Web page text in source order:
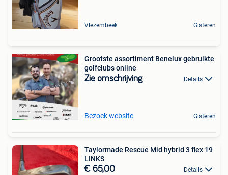
Vlezembeek Gisteren
Grootste assortiment Benelux gebruikte
golfclubs online
Zie omschrijving Details
Bezoek website Gisteren
Taylormade Rescue Mid hybrid 3 flex 19
LINKS
€ 65,00 Details